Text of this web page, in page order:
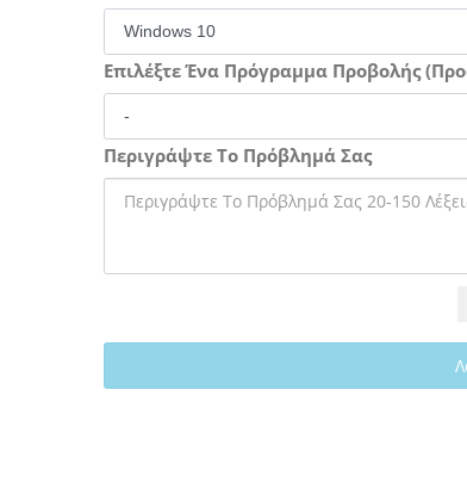
Επιλέξτε Ένα Πρόγραμμα Προβολής
Περιγράψτε Το Πρόβλημά Σας